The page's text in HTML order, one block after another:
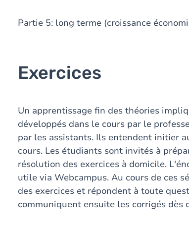
Partie 5: long terme (croissance
Exercices
Un apprentissage fin des théories
développés dans le cours par le
par les assistants. Ils entendent initier
cours. Les étudiants sont invités à
résolution des exercices à domicile.
utile via Webcampus. Au cours de ces
des exercices et répondent à toute
communiquent ensuite les corrigés dès